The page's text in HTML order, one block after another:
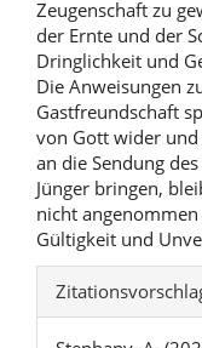
Zeugenschaft zu
der Ernte und der
Dringlichkeit und
Die Anweisungen
Gastfreundschaft
von Gott wider
an die Sendung
Jünger bringen,
nicht
Gültigkeit und
Artikel-
Details